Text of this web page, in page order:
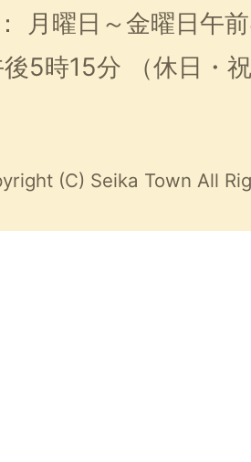
月曜日～金曜日午
5時15分
（休日・
(C) Seika Town All